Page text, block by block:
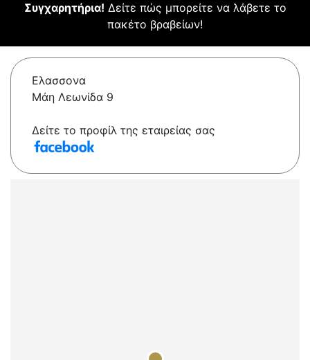
Συγχαρητήρια! Δείτε πώς μπορείτε να λάβετε το
πακέτο βραβείων!
Ελασσονα
Μάη Λεωνίδα 9
Δείτε το προφίλ της εταιρείας σας